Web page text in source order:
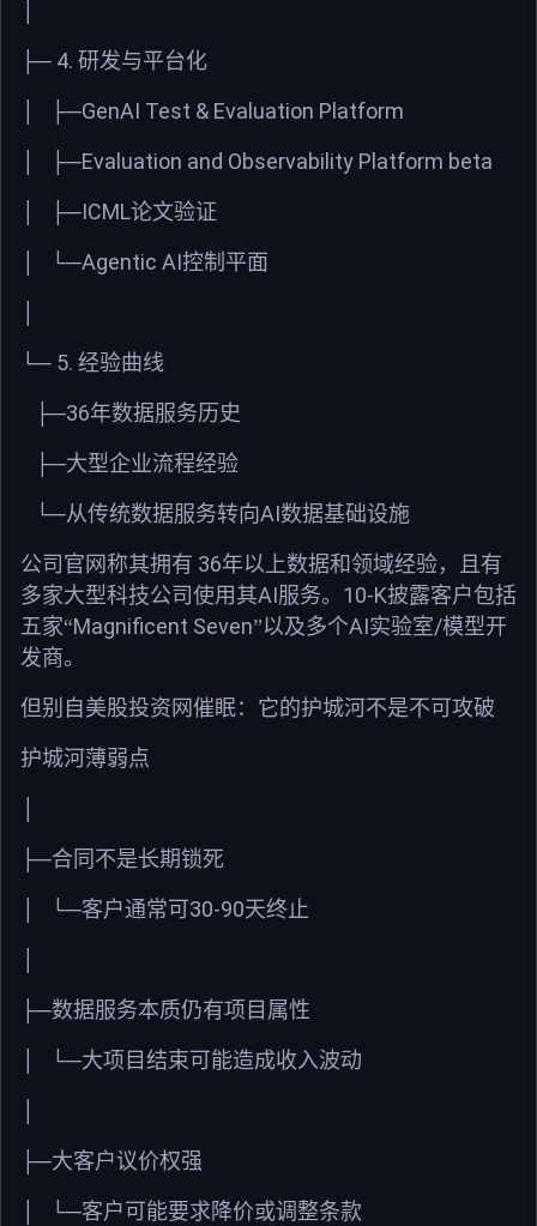
├─ 4. 研发与平台化
├─GenAI Test & Evaluation Platform
├─Evaluation and Observability Platform beta
├─ICML论文验证
└─Agentic AI控制平面
└─ 5. 经验曲线
├─36年数据服务历史
├─大型企业流程经验
└─从传统数据服务转向AI数据基础设施
公司官网称其拥有 36年以上数据和领域经验，且有
多家大型科技公司使用其AI服务。 10-K披露客户包括
五家“Magnificent Seven”以及多个AI实验室/模型开
发商。
但别自美股投资网催眠：它的护城河不是不可攻破
护城河薄弱点
├─合同不是长期锁死
└─客户通常可30-90天终止
├─数据服务本质仍有项目属性
└─大项目结束可能造成收入波动
├─大客户议价权强
└─客户可能要求降价或调整条款